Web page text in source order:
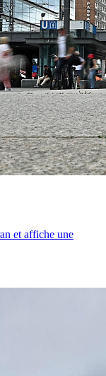
et affiche une